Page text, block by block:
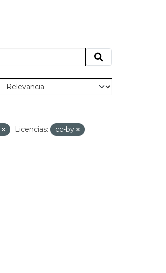
Licencias: cc-by